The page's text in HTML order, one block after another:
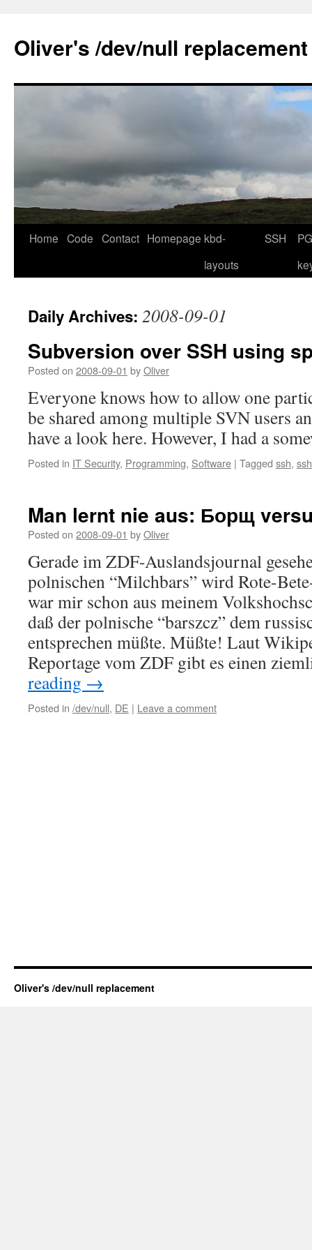
content
Oliver's /dev/null replacement
Home Code Contact Homepage kbd-
layouts
SSH
Daily Archives: 2008-09-01
Subversion over SSH using
Posted on 2008-09-01 byOliver
Everyone knows how to allow one
be shared among multiple SVN users
have a look here. However, I had a
Posted in IT Security, Programming, Software | Tagged ssh,
Man lernt nie aus: Борщ
Posted on 2008-09-01 byOliver
Gerade im ZDF-Auslandsjournal
polnischen “Milchbars” wird Rote-
war mir schon aus meinem
daß der polnische “barszcz” dem
entsprechen müßte. Müßte! Laut
Reportage vom ZDF gibt es einen
reading →
Posted in /dev/null, DE | Leave a comment
Oliver's /dev/null replacement